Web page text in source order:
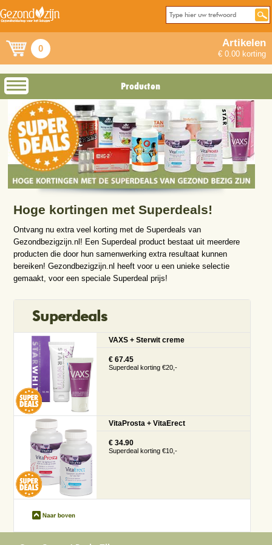
0 Artikelen
€ 0.00 korting
Producten
Hoge kortingen met Superdeals!
Ontvang nu extra veel korting met de Superdeals van
Gezondbezigzijn.nl! Een Superdeal product bestaat uit meerdere
producten die door hun samenwerking extra resultaat kunnen
bereiken! Gezondbezigzijn.nl heeft voor u een unieke selectie
gemaakt, voor een speciale Superdeal prijs!
Superdeals
VAXS + Sterwit creme
€ 67.45
Superdeal korting €20,-
VitaProsta + VitaErect
€ 34.90
Superdeal korting €10,-